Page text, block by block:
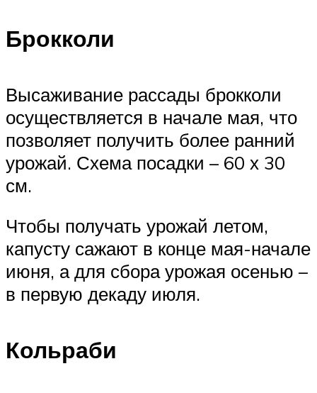
Брокколи
Высаживание рассады брокколи
осуществляется в начале мая, что
позволяет получить более ранний
урожай. Схема посадки – 60 х 30
см.
Чтобы получать урожай летом,
капусту сажают в конце мая-начале
июня, а для сбора урожая осенью –
в первую декаду июля.
Кольраби